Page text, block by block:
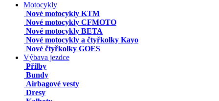
Motocykly
Nové motocykly KTM
Nové motocykly CFMOTO
Nové motocykly BETA
Nové motocykly a čtyřkolky Kayo
Nové čtyřkolky GOES
Výbava jezdce
Přilby
Bundy
Airbagové vesty
Dresy